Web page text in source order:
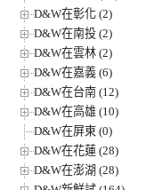
D&W在彰化 (2)
D&W在南投 (2)
D&W在雲林 (2)
D&W在嘉義 (6)
D&W在台南 (12)
D&W在高雄 (10)
D&W在屏東 (0)
D&W在花蓮 (28)
D&W在澎湖 (28)